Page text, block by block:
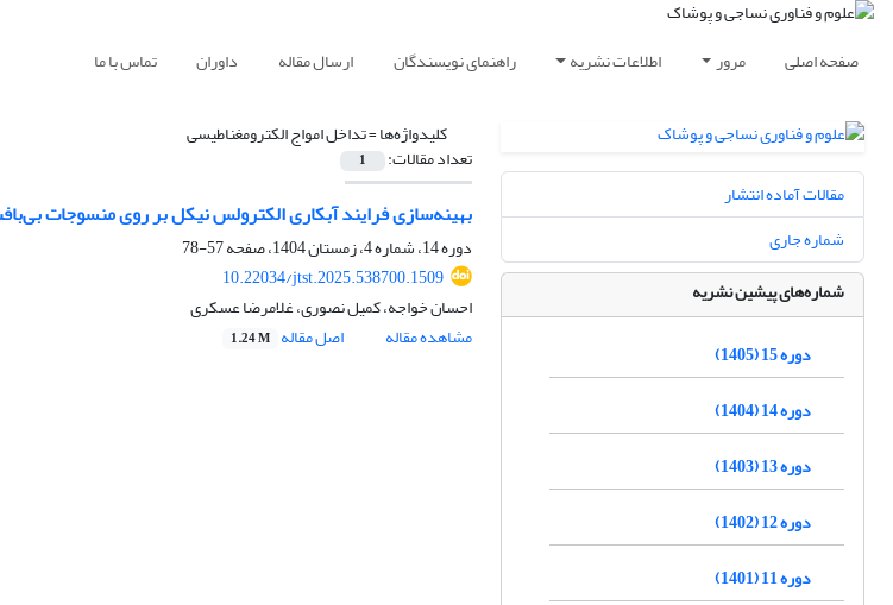
صفحه اصلی مرور اطلاعات نشریه راهنمای نویسندگان ارسال مقاله داوران تماس با ما
کلیدواژه‌ها =تداخل امواج الکترومغناطیسی
تعداد مقالات: 1
بهینه‌سازی فرایند آبکاری الکترولس نیکل بر روی منسوجات
دوره 14، شماره 4، زمستان 1404، صفحه
57-78
10.22034/jtst.2025.538700.1509
احسان خواجه، کمیل نصوری، غلامرضا عسکری
مشاهده مقاله
اصل مقاله 1.24 M
مقالات آماده انتشار
شماره جاری
شماره‌های پیشین نشریه
دوره 15 (1405)
دوره 14 (1404)
دوره 13 (1403)
دوره 12 (1402)
دوره 11 (1401)